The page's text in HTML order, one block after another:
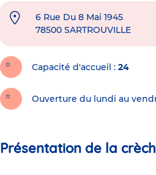
6 Rue Du 8 Mai 1945
78500 SARTROUVILLE
Capacité d'accueil 24
Ouverture du lundi au
Présentation de la